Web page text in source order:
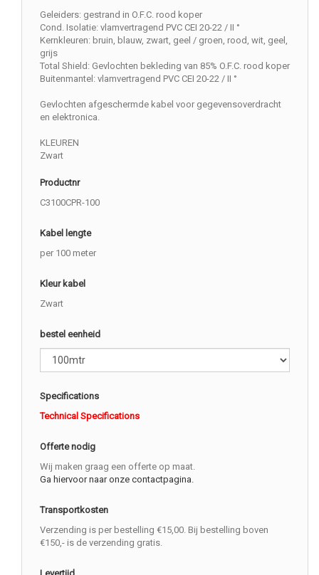
Geleiders: gestrand in O.F.C. rood koper
Cond. Isolatie: vlamvertragend PVC CEI 20-22 / II °
Kernkleuren: bruin, blauw, zwart, geel / groen, rood, wit, geel,
grijs
Total Shield: Gevlochten bekleding van 85% O.F.C. rood koper
Buitenmantel: vlamvertragend PVC CEI 20-22 / II °
Gevlochten afgeschermde kabel voor gegevensoverdracht
en elektronica.
KLEUREN
Zwart
Productnr
C3100CPR-100
Kabel lengte
per 100 meter
Kleur kabel
Zwart
bestel eenheid
Specifications
Technical Specifications
Offerte nodig
Wij maken graag een offerte op maat.
Ga hiervoor naar onze contactpagina.
Transportkosten
Verzending is per bestelling €15,00. Bij bestelling boven
€150,- is de verzending gratis.